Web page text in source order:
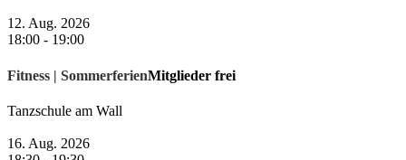
12. Aug. 2026
18:00 - 19:00
Fitness | SommerferienMitglieder frei
Tanzschule am Wall
16. Aug. 2026